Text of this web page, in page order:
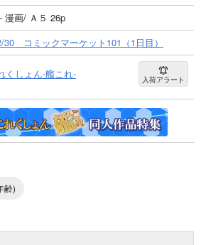
漫画/ Ａ５ 26p
30 コミックマーケット101（1日目）
くしょん-艦これ- 入荷アラート
齢)